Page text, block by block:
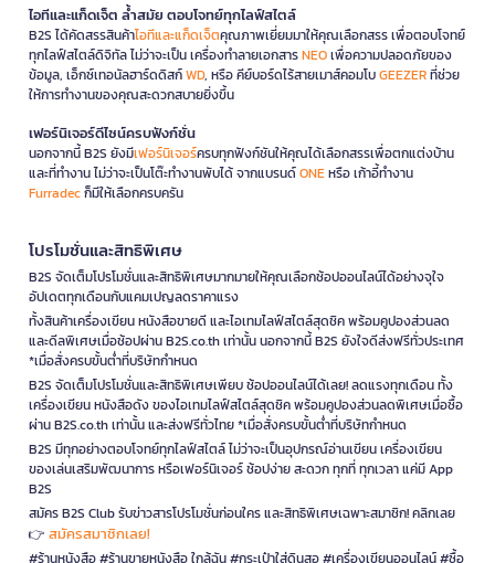
ไอทีและแก็ดเจ็ต ล้ำสมัย ตอบโจทย์ทุกไลฟ์สไตล์
B2S ได้คัดสรรสินค้าไอทีและแก็ดเจ็ตคุณภาพเยี่ยมมาให้คุณเลือกสรร เพื่อตอบโจทย์
ทุกไลฟ์สไตล์ดิจิทัล ไม่ว่าจะเป็น เครื่องทำลายเอกสารNEOเพื่อความปลอดภัยของ
ข้อมูล, เอ็กซ์เทอนัลฮาร์ดดิสก์WD, หรือ คีย์บอร์ดไร้สายเมาส์คอมโบGEEZERที่ช่วย
ให้การทำงานของคุณสะดวกสบายยิ่งขึ้น
เฟอร์นิเจอร์ดีไซน์ครบฟังก์ชั่น
นอกจากนี้ B2S ยังมีเฟอร์นิเจอร์ครบทุกฟังก์ชันให้คุณได้เลือกสรรเพื่อตกแต่งบ้าน
และที่ทำงาน ไม่ว่าจะเป็นโต๊ะทำงานพับได้ จากแบรนด์ONEหรือ เก้าอี้ทำงาน
Furradecก็มีให้เลือกครบครัน
โปรโมชั่นและสิทธิพิเศษ
B2S จัดเต็มโปรโมชั่นและสิทธิพิเศษมากมายให้คุณเลือกช้อปออนไลน์ได้อย่างจุใจ
อัปเดตทุกเดือนกับแคมเปญลดราคาแรง
ทั้งสินค้าเครื่องเขียน หนังสือขายดี และไอเทมไลฟ์สไตล์สุดชิค พร้อมคูปองส่วนลด
และดีลพิเศษเมื่อช้อปผ่าน B2S.co.th เท่านั้น นอกจากนี้ B2S ยังใจดีส่งฟรีทั่วประเทศ
*เมื่อสั่งครบขั้นต่ำที่บริษัทกำหนด
B2S จัดเต็มโปรโมชั่นและสิทธิพิเศษเพียบ ช้อปออนไลน์ได้เลย! ลดแรงทุกเดือน ทั้ง
เครื่องเขียน หนังสือดัง ของไอเทมไลฟ์สไตล์สุดชิค พร้อมคูปองส่วนลดพิเศษเมื่อซื้อ
ผ่าน B2S.co.th เท่านั้น และส่งฟรีทั่วไทย *เมื่อสั่งครบขั้นต่ำที่บริษัทกำหนด
B2S มีทุกอย่างตอบโจทย์ทุกไลฟ์สไตล์ ไม่ว่าจะเป็นอุปกรณ์อ่านเขียน เครื่องเขียน
ของเล่นเสริมพัฒนาการ หรือเฟอร์นิเจอร์ ช้อปง่าย สะดวก ทุกที่ ทุกเวลา แค่มี App
B2S
สมัคร B2S Club รับข่าวสารโปรโมชั่นก่อนใคร และสิทธิพิเศษเฉพาะสมาชิก! คลิกเลย
👉 สมัครสมาชิกเลย!
#ร้านหนังสือ #ร้านขายหนังสือ ใกล้ฉัน #กระเป๋าใส่ดินสอ #เครื่องเขียนออนไลน์ #ซื้อ